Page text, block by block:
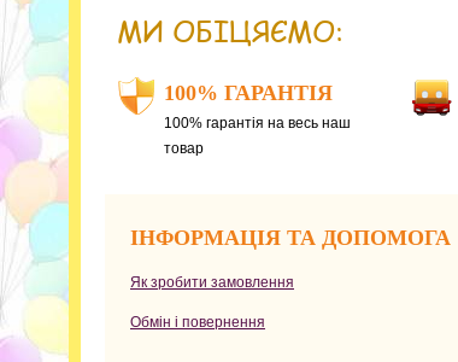
МИ ОБІЦЯЄМО:
100% ГАРАНТІЯ
100% гарантія на весь наш
товар
ІНФОРМАЦІЯ ТА ДОПОМОГА
Як зробити замовлення
Обмін і повернення